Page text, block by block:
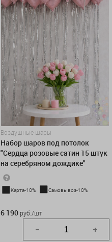
Воздушные шары
Набор шаров под потолок
"Сердца розовые сатин 15 штук
на серебряном дождике"
Карта-10% Самовывоз-10%
6 190 руб./шт